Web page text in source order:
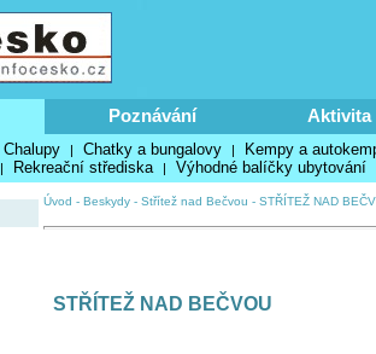
Poznávání Aktivita
Chalupy | Chatky a bungalovy | Kempy a
| Rekreační střediska | Výhodné balíčky ubytování
Úvod - Beskydy - Střítež nad Bečvou - STŘÍTEŽ NAD
STŘÍTEŽ NAD BEČVOU